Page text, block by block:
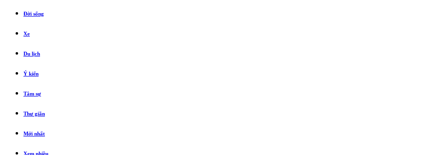
Đời sống
Xe
Du lịch
Ý kiến
Tâm sự
Thư giãn
Mới nhất
Xem nhiều